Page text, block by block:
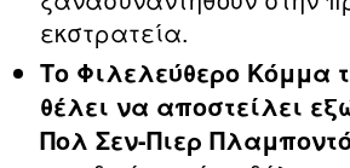
εκστρατεία.
Το Φιλελεύθερο Κόμμα
θέλει να αποστείλει
Πολ Σεν-Πιερ